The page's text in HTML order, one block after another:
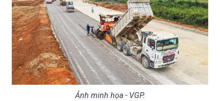
Ảnh minh họa - VGP.
(PLVN) - Bộ Xây dựng mới đây có văn bản trả lời kiến
nghị của một DN lớn trong lĩnh vực xây dựng về đề xuất